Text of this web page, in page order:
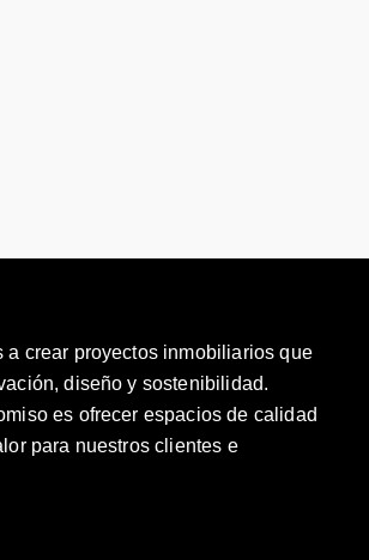
a crear proyectos inmobiliarios que
diseño y sostenibilidad.
es ofrecer espacios de calidad
para nuestros clientes e